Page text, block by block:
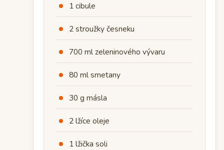
1 cibule
2 stroužky česneku
700 ml zeleninového vývaru
80 ml smetany
30 g másla
2 lžíce oleje
1 lžička soli